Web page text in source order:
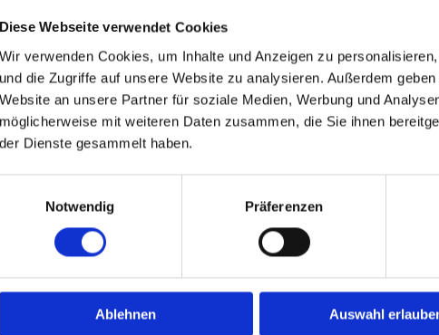
Diese Webseite verwendet Cookies
Wir verwenden Cookies, um Inhalte und Anzeigen zu
und die Zugriffe auf unsere Website zu analysieren. Außerdem
Website an unsere Partner für soziale Medien, Werbung und
möglicherweise mit weiteren Daten zusammen, die Sie ihnen
der Dienste gesammelt haben.
Notwendig
Präferenzen
Ablehnen Auswahl
Senior-Chef